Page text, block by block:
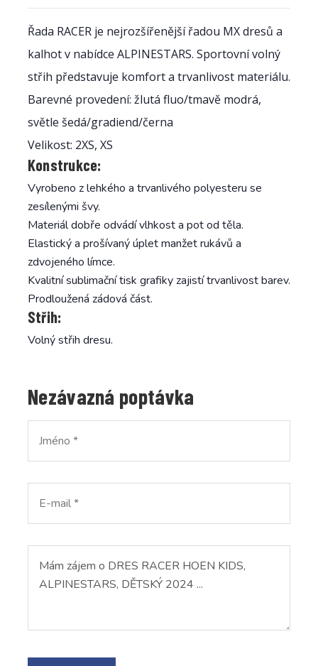
Řada RACER je nejrozšířenější řadou MX dresů a
kalhot v nabídce ALPINESTARS. Sportovní volný
střih představuje komfort a trvanlivost materiálu.
Barevné provedení: žlutá fluo/tmavě modrá,
světle šedá/gradiend/černa
Velikost: 2XS, XS
Konstrukce:
Vyrobeno z lehkého a trvanlivého polyesteru se
zesílenými švy.
Materiál dobře odvádí vlhkost a pot od těla.
Elastický a prošívaný úplet manžet rukávů a
zdvojeného límce.
Kvalitní sublimační tisk grafiky zajistí trvanlivost barev.
Prodloužená zádová část.
Střih:
Volný střih dresu.
Nezávazná poptávka